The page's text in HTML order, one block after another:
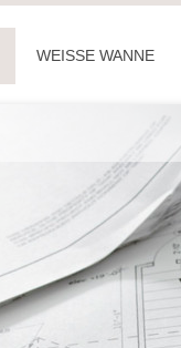
WEISSE WANNE